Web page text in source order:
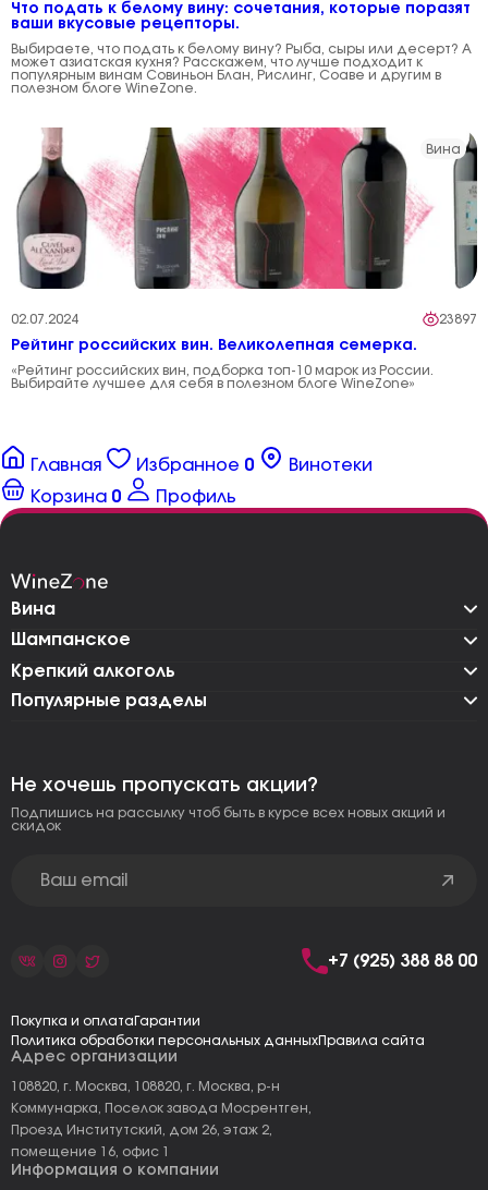
Что подать к белому вину: сочетания, которые поразят
ваши вкусовые рецепторы.
Выбираете, что подать к белому вину? Рыба, сыры или десерт? А
может азиатская кухня? Расскажем, что лучше подходит к
популярным винам Совиньон Блан, Рислинг, Соаве и другим в
полезном блоге WineZone.
Вина
02.07.2024 23897
Рейтинг российских вин. Великолепная семерка.
«Рейтинг российских вин, подборка топ-10 марок из России.
Выбирайте лучшее для себя в полезном блоге WineZone»
Главная Избранное 0
Винотеки
Корзина 0 Профиль
Вина
Шампанское
Крепкий алкоголь
Популярные разделы
Адрес организации
108820, г. Москва, 108820, г. Москва, р-н
Коммунарка, Поселок завода Мосрентген,
Проезд Институтский, дом 26, этаж 2,
помещение 16, офис 1
Информация о компании
Не хочешь пропускать акции?
Подпишись на рассылку чтоб быть в курсе всех новых акций и
скидок
+7 (925) 388 88 00
Покупка и оплата Гарантии
Политика обработки персональных данныхПравила сайта